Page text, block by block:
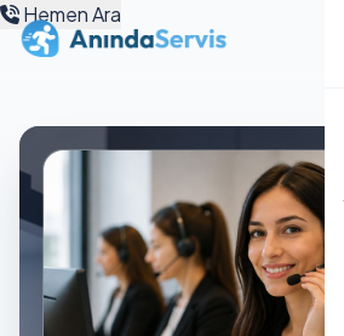
Hemen Ara